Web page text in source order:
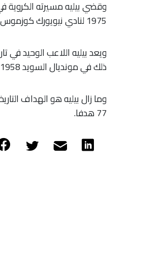
1975 لنادي نيويورك كوزموس الذي أنهى مسيرته فيه عام 1977.
ويعد بيليه اللاعب الوحيد في
ذلك في مونديال السويد 1958، وتشيلي 1962، والمكسيك 1970.
وما زال بيليه هو الهداف
77 هدفا.